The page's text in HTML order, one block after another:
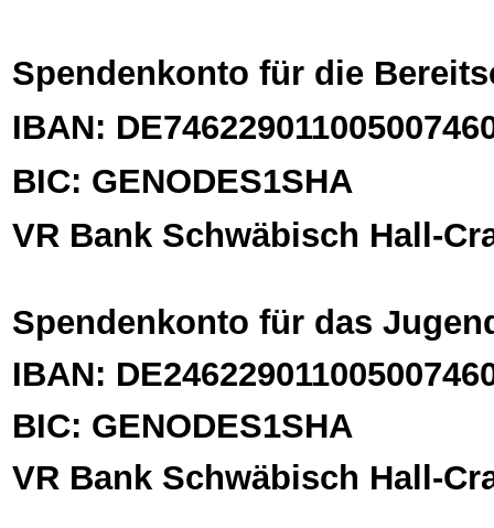
Spendenkonto für die
IBAN:
BIC: GENODES1SHA
VR Bank Schwäbisch Hall-
Spendenkonto für das
IBAN:
BIC: GENODES1SHA
VR Bank Schwäbisch Hall-